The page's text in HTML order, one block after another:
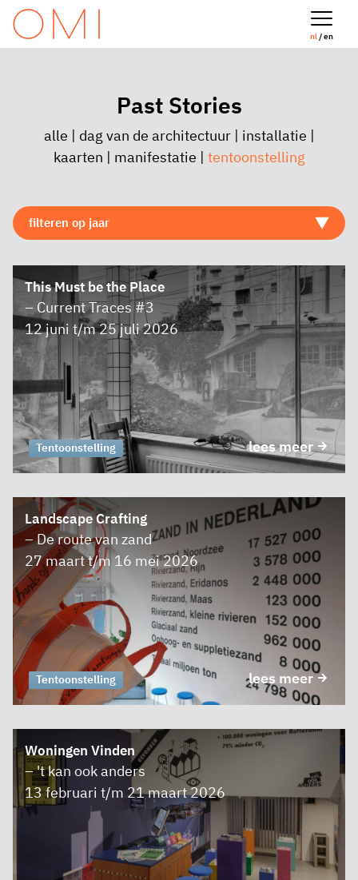
nl/ en
Past Stories
alle | dag van de architectuur | installatie |
kaarten | manifestatie | tentoonstelling
This Must be the Place
– Current Traces #3
12 juni t/m 25 juli 2026
lees meer
Tentoonstelling
Landscape Crafting
– De route van zand
27 maart t/m 16 mei 2026
lees meer
Tentoonstelling
Woningen Vinden
– 't kan ook anders
13 februari t/m 21 maart 2026